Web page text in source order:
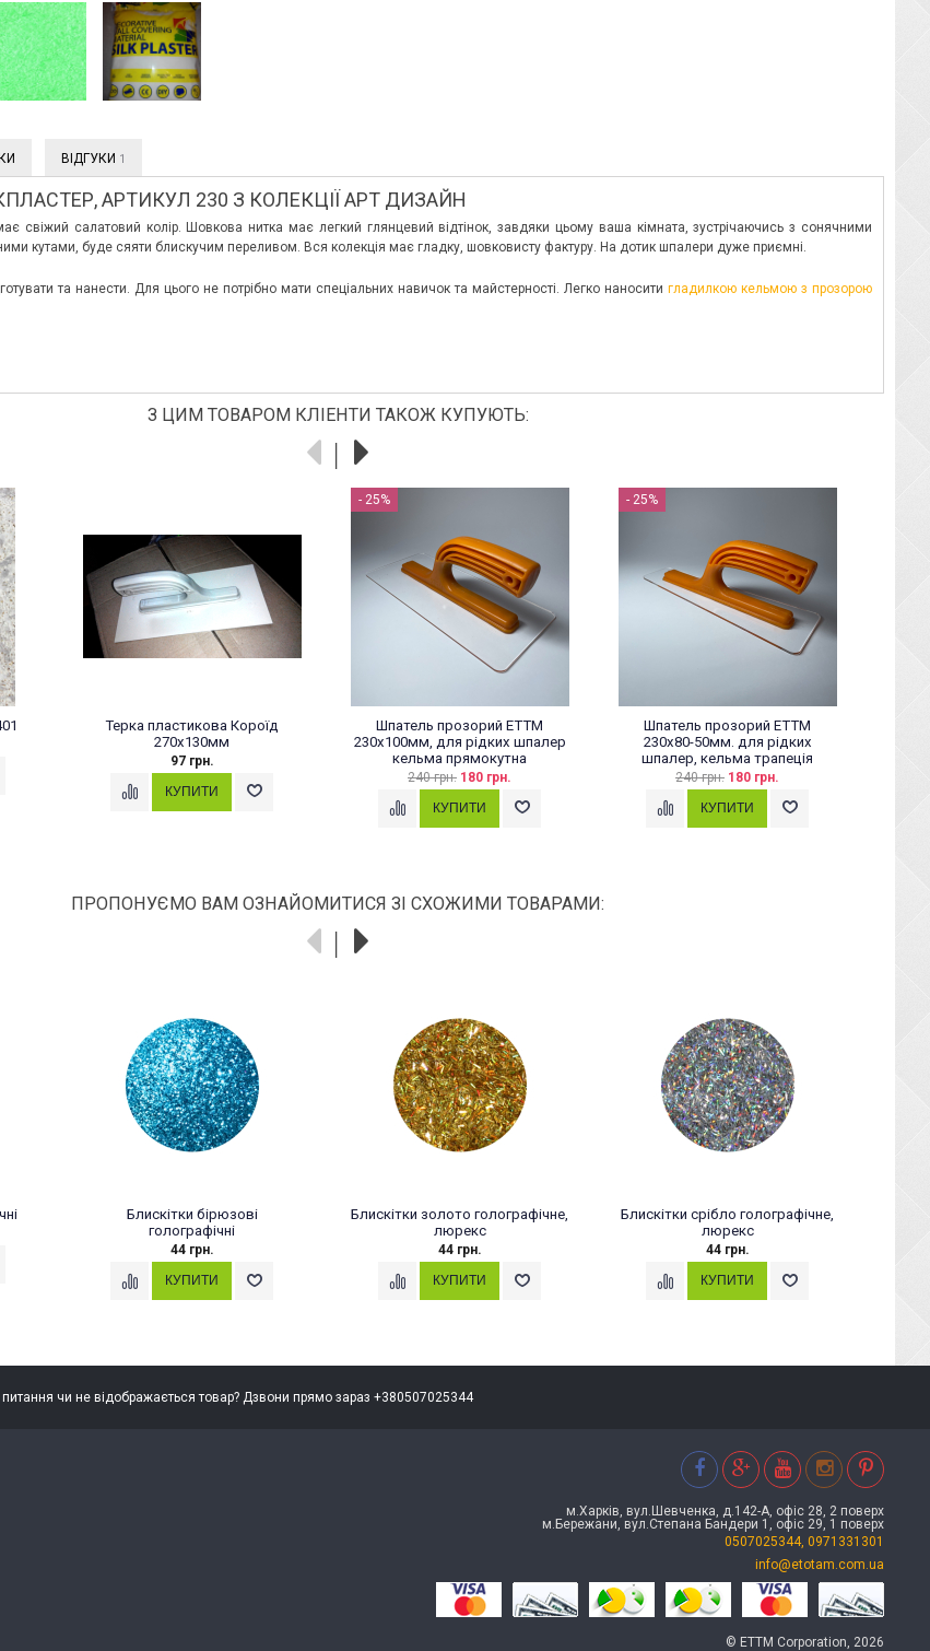
ВІДГУКИ 1
АРТИКУЛ 230 З КОЛЕКЦІЇ АРТ ДИЗАЙН
свіжий салатовий колір. Шовкова нитка має легкий глянцевий відтінок, завдяки цьому ваша кімната, зустрічаючись з сонячними
кутами, буде сяяти блискучим переливом. Вся колекція має гладку, шовковисту фактуру. На дотик шпалери дуже приємні.
та нанести. Для цього не потрібно мати спеціальних навичок та майстерності. Легко наносити гладилкою кельмою з прозорою
З ЦИМ ТОВАРОМ КЛІЕНТИ ТАКОЖ КУПУЮТЬ:
Терка пластикова Короїд
270х130мм
97 грн.
- 25%
Шпатель прозорий ЕТТМ
230х100мм, для рідких шпалер
кельма прямокутна
240 грн. 180 грн.
- 25%
Шпатель прозорий ЕТТМ
230х80-50мм. для рідких
шпалер, кельма трапеція
240 грн. 180 грн.
ПРОПОНУЄМО ВАМ ОЗНАЙОМИТИСЯ ЗІ СХОЖИМИ ТОВАРАМИ:
Блискітки бірюзові
голографічні
44 грн.
Блискітки золото голографічне,
люрекс
44 грн.
Блискітки срібло голографічне,
люрекс
44 грн.
чи не відображається товар? Дзвони прямо зараз +380507025344
м.Харків, вул.Шевченка, д.142-А, офіс 28, 2 поверх
м.Бережани, вул.Степана Бандери 1, офіс 29, 1 поверх
0507025344, 0971331301
info@etotam.com.ua
© ETTM Corporation, 2026